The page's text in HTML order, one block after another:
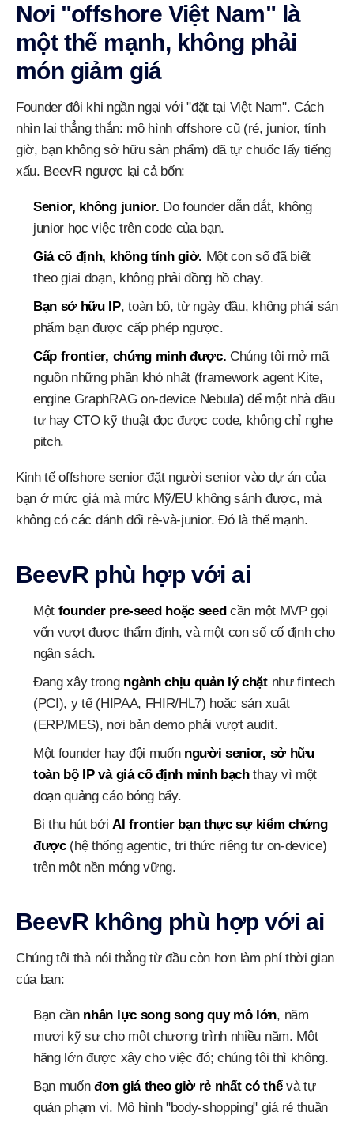
Nơi "offshore Việt Nam" là
một thế mạnh, không phải
món giảm giá
Founder đôi khi ngần ngại với "đặt tại Việt Nam". Cách
nhìn lại thẳng thắn: mô hình offshore cũ (rẻ, junior, tính
giờ, bạn không sở hữu sản phẩm) đã tự chuốc lấy tiếng
xấu. BeevR ngược lại cả bốn:
Senior, không junior. Do founder dẫn dắt, không
junior học việc trên code của bạn.
Giá cố định, không tính giờ. Một con số đã biết
theo giai đoạn, không phải đồng hồ chạy.
Bạn sở hữu IP, toàn bộ, từ ngày đầu, không phải sản
phẩm bạn được cấp phép ngược.
Cấp frontier, chứng minh được. Chúng tôi mở mã
nguồn những phần khó nhất (framework agent Kite,
engine GraphRAG on-device Nebula) để một nhà đầu
tư hay CTO kỹ thuật đọc được code, không chỉ nghe
pitch.
Kinh tế offshore senior đặt người senior vào dự án của
bạn ở mức giá mà mức Mỹ/EU không sánh được, mà
không có các đánh đổi rẻ-và-junior. Đó là thế mạnh.
BeevR phù hợp với ai
Một founder pre-seed hoặc seedcần một MVP gọi
vốn vượt được thẩm định, và một con số cố định cho
ngân sách.
Đang xây trong ngành chịu quản lý chặtnhư fintech
(PCI), y tế (HIPAA, FHIR/HL7) hoặc sản xuất
(ERP/MES), nơi bản demo phải vượt audit.
Một founder hay đội muốn người senior, sở hữu
toàn bộ IP và giá cố định minh bạchthay vì một
đoạn quảng cáo bóng bẩy.
Bị thu hút bởiAI frontier bạn thực sự kiểm chứng
được(hệ thống agentic, tri thức riêng tư on-device)
trên một nền móng vững.
BeevR không phù hợp với ai
Chúng tôi thà nói thẳng từ đầu còn hơn làm phí thời gian
của bạn:
Bạn cần nhân lực song song quy mô lớn, năm
mươi kỹ sư cho một chương trình nhiều năm. Một
hãng lớn được xây cho việc đó; chúng tôi thì không.
Bạn muốnđơn giá theo giờ rẻ nhất có thểvà tự
quản phạm vi. Mô hình "body-shopping" giá rẻ thuần